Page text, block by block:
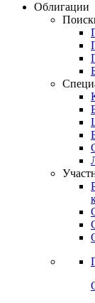
Облигации